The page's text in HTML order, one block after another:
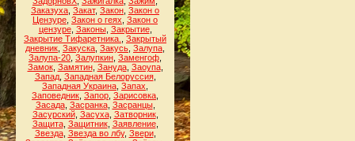
Заказуха Закат, Закон Закон о
Цензуре Закон о геях Закон о
цензуре, Законы, Закрытие,
Закрытие Тифаретника.
Закрытый
дневник Закуска Закусь Залупа
Залупа-20 Залупкин Заменгоф
Замок, Замятин, Зануда, Заоупа,
Запад, Западная Белоруссия,
Западная Украина Запах
Заповедник Запор Зарисовка
Засада, Засранка, Засранцы,
Засурский, Засуха, Затворник,
Защита, Защитник, Заявление,
Звезда, Звезда во лбу, Звери,